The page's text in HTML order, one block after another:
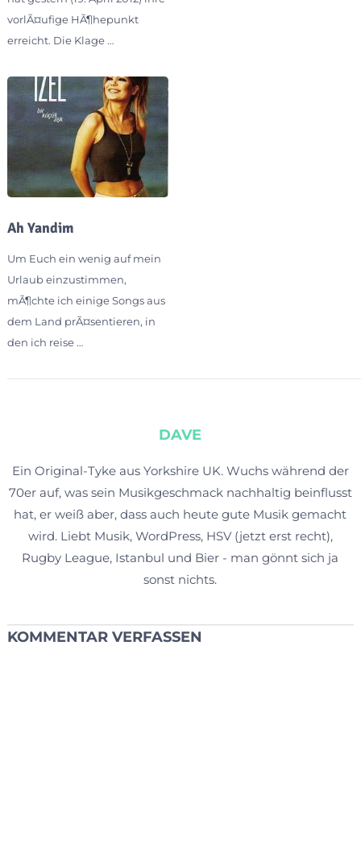
vorlÃ¤ufige HÃ¶hepunkt
erreicht. Die Klage …
Ah Yandim
Um Euch ein wenig auf mein
Urlaub einzustimmen,
mÃ¶chte ich einige Songs aus
dem Land prÃ¤sentieren, in
den ich reise …
DAVE
Ein Original-Tyke aus Yorkshire UK. Wuchs während der
70er auf, was sein Musikgeschmack nachhaltig beinflusst
hat, er weiß aber, dass auch heute gute Musik gemacht
wird. Liebt Musik, WordPress, HSV (jetzt erst recht),
Rugby League, Istanbul und Bier - man gönnt sich ja
sonst nichts.
KOMMENTAR VERFASSEN